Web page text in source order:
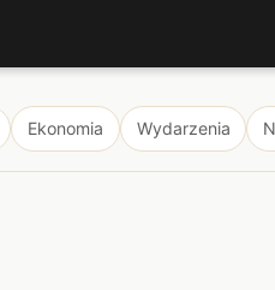
Ekonomia Wydarzenia